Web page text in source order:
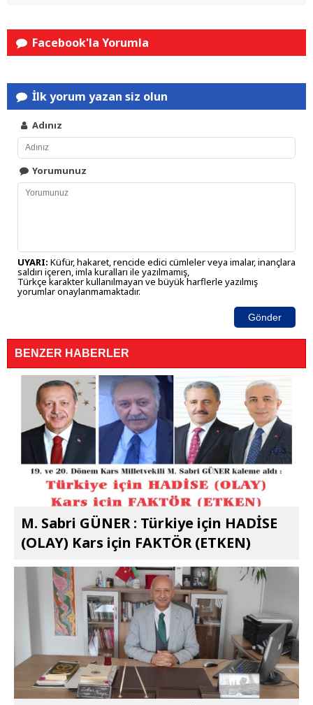
Facebook'la Yorumla
İlk yorum yazan siz olun
Adınız
Yorumunuz
UYARI: Küfür, hakaret, rencide edici cümleler veya imalar, inançlara
saldırı içeren, imla kuralları ile yazılmamış,
Türkçe karakter kullanılmayan ve büyük harflerle yazılmış
yorumlar onaylanmamaktadır.
Gönder
BENZER HABERLER
M. Sabri GÜNER : Türkiye için HADİSE
(OLAY) Kars için FAKTÖR (ETKEN)